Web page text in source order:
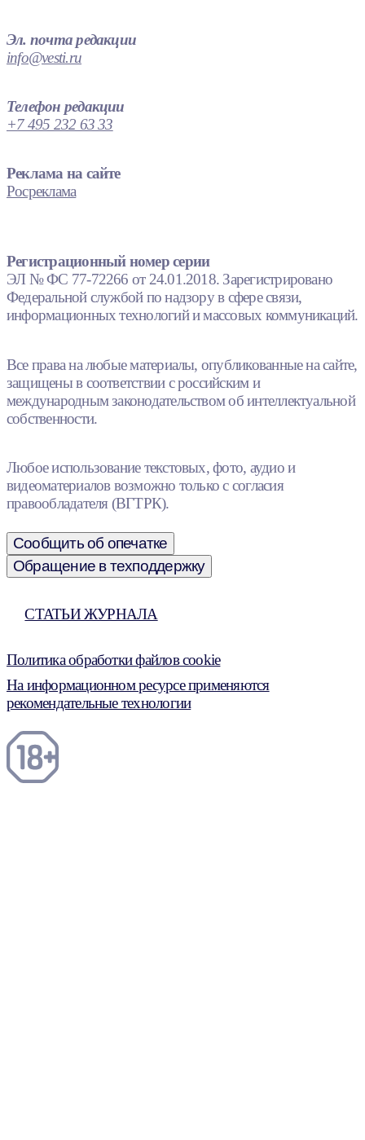
Эл. почта редакции
info@vesti.ru
Телефон редакции
+7 495 232 63 33
Реклама на сайте
Росреклама
Регистрационный номер серии
ЭЛ № ФС 77-72266 от 24.01.2018. Зарегистрировано
Федеральной службой по надзору в сфере связи,
информационных технологий и массовых коммуникаций.
Все права на любые материалы, опубликованные на сайте,
защищены в соответствии с российским и
международным законодательством об интеллектуальной
собственности.
Любое использование текстовых, фото, аудио и
видеоматериалов возможно только с согласия
правообладателя (ВГТРК).
Сообщить об опечатке
Обращение в техподдержку
СТАТЬИ ЖУРНАЛА
Политика обработки файлов cookie
На информационном ресурсе применяются
рекомендательные технологии